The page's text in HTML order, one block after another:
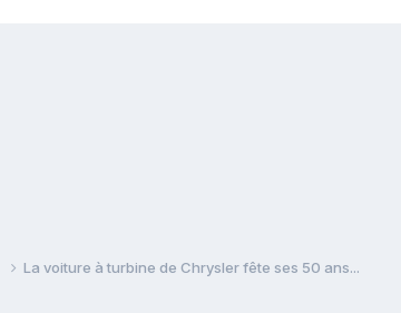
La voiture à turbine de Chrysler fête ses 50 ans...